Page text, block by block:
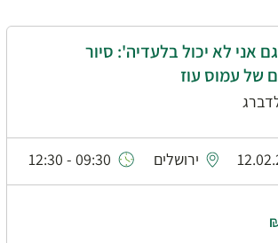
אני לא יכול בלעדיה': סיור
של עמוס עוז
ירושלים 09:30 - 12:30